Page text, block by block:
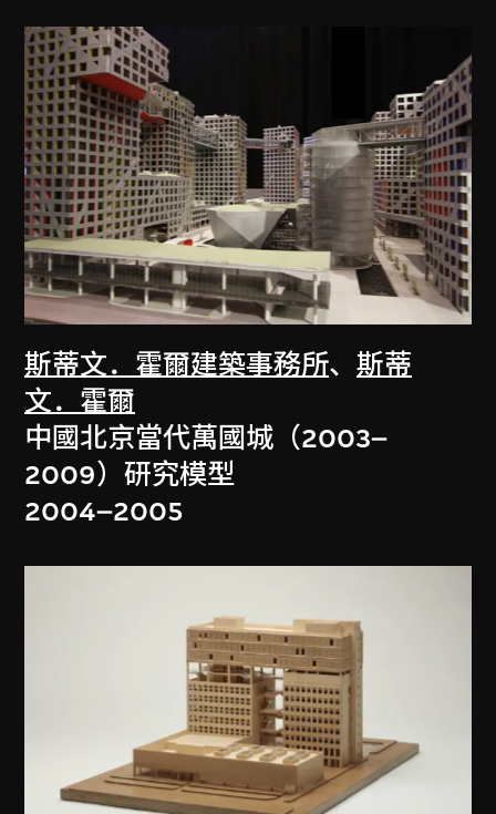
斯蒂文．霍爾建築事務所、斯蒂
文．霍爾
中國北京當代萬國城（2003–
2009）研究模型
2004–2005